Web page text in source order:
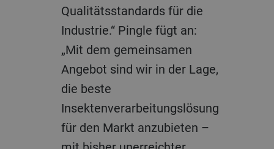
Qualitätsstandards für die
Industrie.“ Pingle fügt an:
„Mit dem gemeinsamen
Angebot sind wir in der Lage,
die beste
Insektenverarbeitungslösung
für den Markt anzubieten –